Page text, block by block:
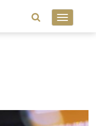
Toggle